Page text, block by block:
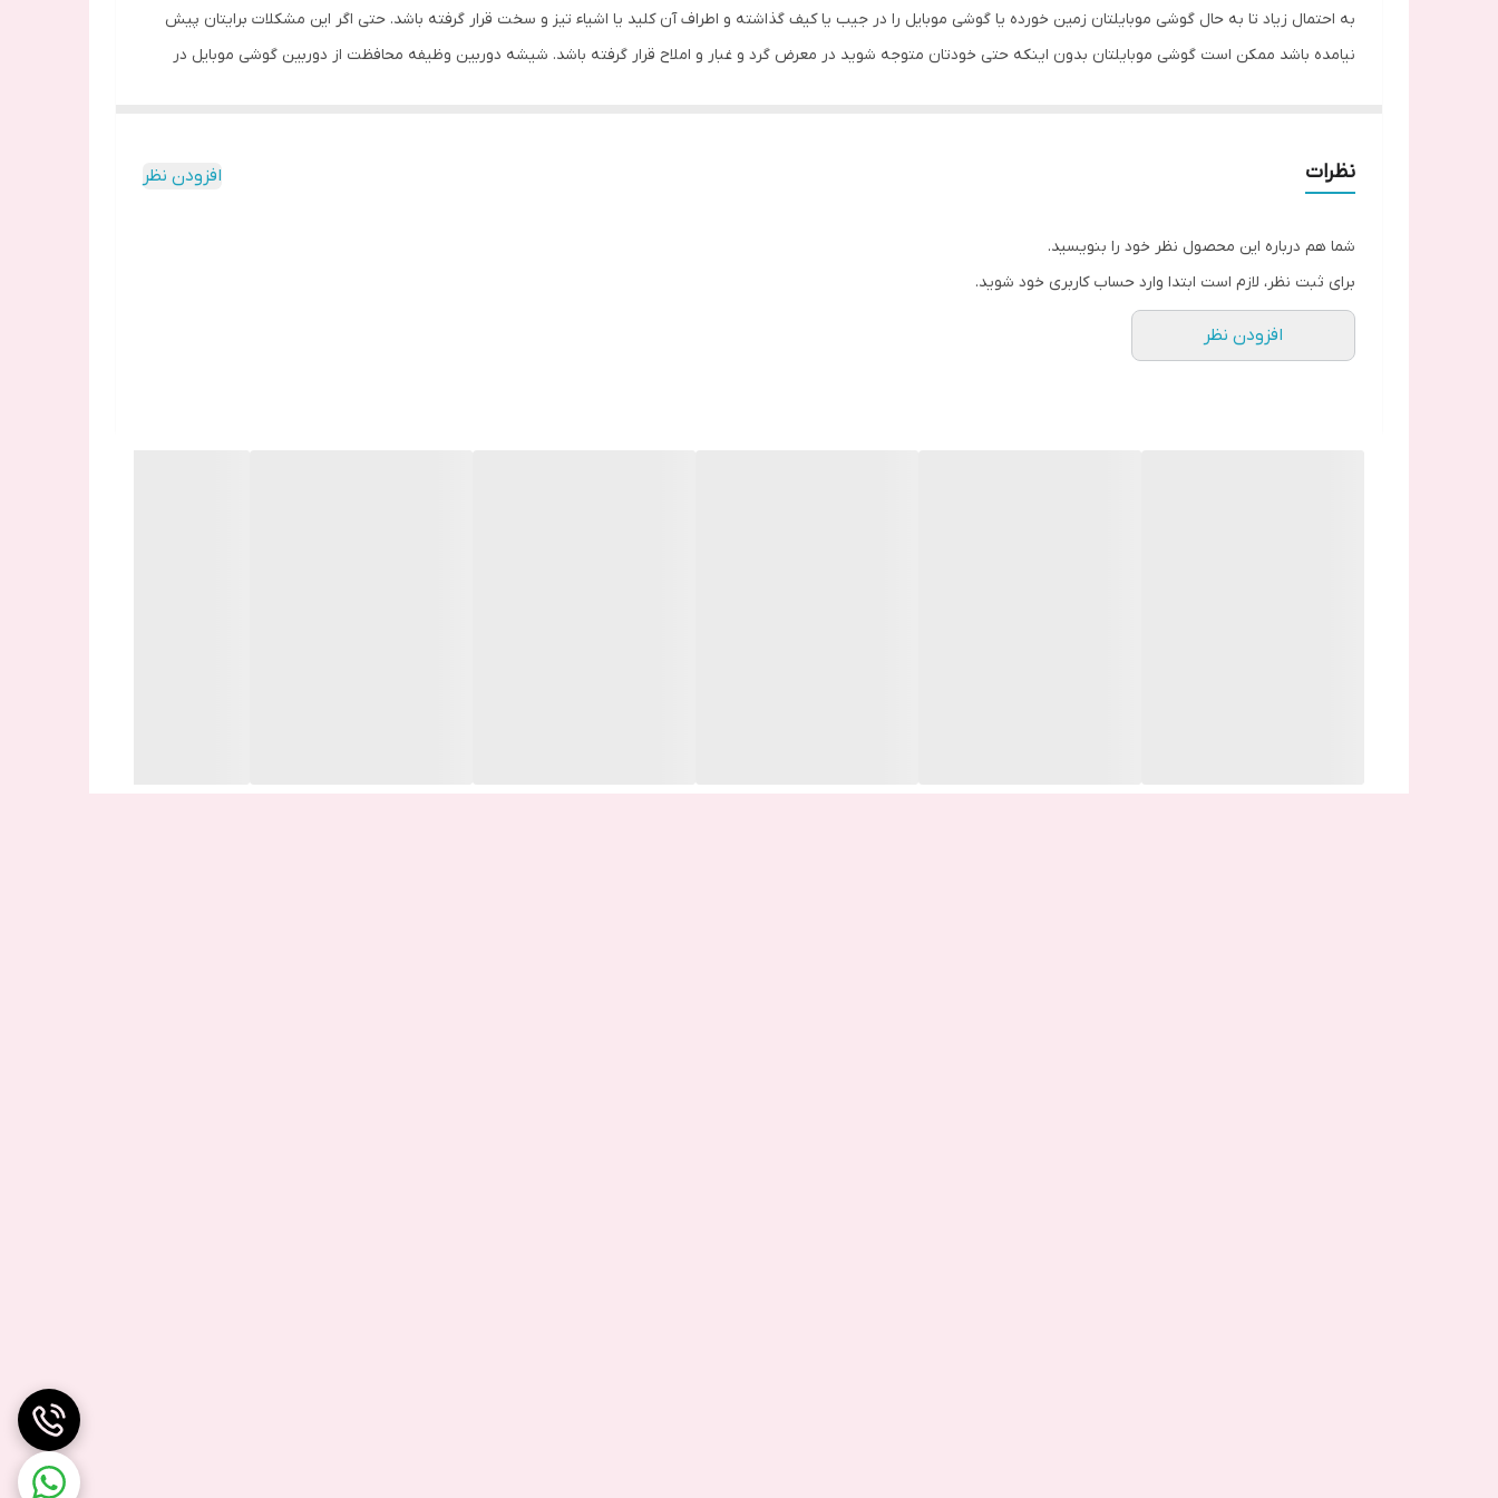
به احتمال زیاد تا به حال گوشی موبایلتان زمین خورده یا گوشی موبایل را در جیب یا کیف گذاشته و اطراف آن کلید یا اشیاء تیز و سخت قرار گرفته باشد. حتی اگر این مشکلات برایتان پیش
نیامده باشد ممکن است گوشی موبایلتان بدون اینکه حتی خودتان متوجه شوید در معرض گرد و غبار و املاح قرار گرفته باشد. شیشه دوربین وظیفه محافظت از دوربین گوشی موبایل در
تفاوت اصلی و تقلبی بودن شیشه های دوربین را چگونه بفهمیم و جنس اصلی را از کجا تهیه کنیم؟
همانند دیگر اجناس بازار، شیشه های دوربین دارای جنس اصل و تقلبی هستند و قطعا اگر شیشه دوربین اصلی برای گوشی موبایلتان تهیه نکنید موجب آسیب دیدگی سریع آن و در نتیجه
کوچک ترین ضربه آسیب می بینند. بنابراین هنگام خرید به جنس شیشه دوربین دقت کنید.
نظرات افزودن نظر
شما هم درباره این محصول نظر خود را بنویسید.
برای ثبت نظر، لازم است ابتدا وارد حساب کاربری خود شوید.
افزودن نظر